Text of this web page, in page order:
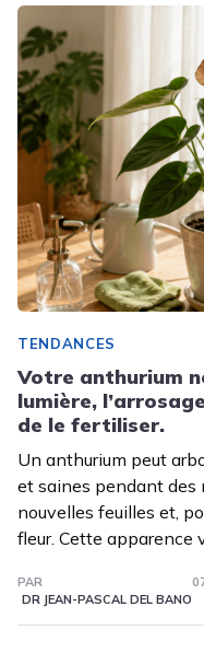
TENDANCES
Votre anthurium
lumière,
de le fertiliser.
Un anthurium peut
et saines pendant des
nouvelles feuilles et,
fleur. Cette apparence
PAR
DR JEAN-PASCAL DEL BANO